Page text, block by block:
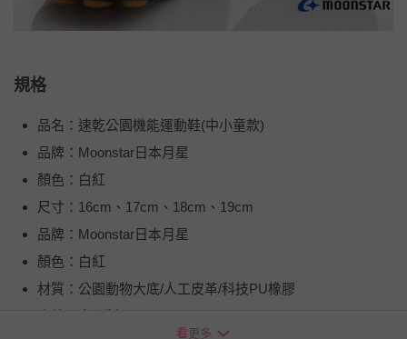
規格
品名：速乾公園機能運動鞋(中小童款)
品牌：Moonstar日本月星
顏色：白紅
尺寸：16cm、17cm、18cm、19cm
品牌：Moonstar日本月星
顏色：白紅
材質：公園動物大底/人工皮革/科技PU橡膠
看更多